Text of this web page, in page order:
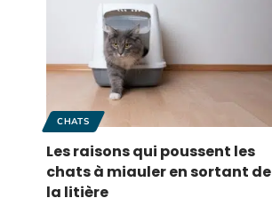
CHATS
Les raisons qui poussent les
chats à miauler en sortant de
la litière